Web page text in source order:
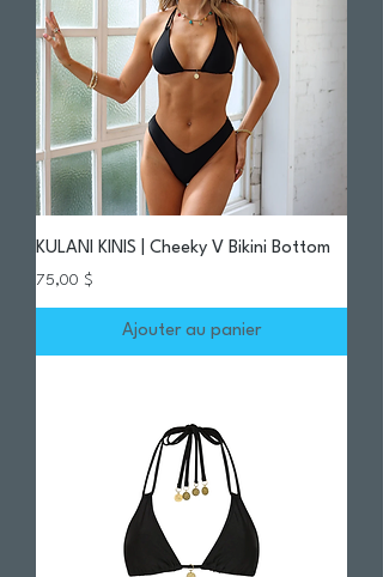
KULANI KINIS | Cheeky V Bikini Bottom
Prix
75,00 $
Ajouter au panier